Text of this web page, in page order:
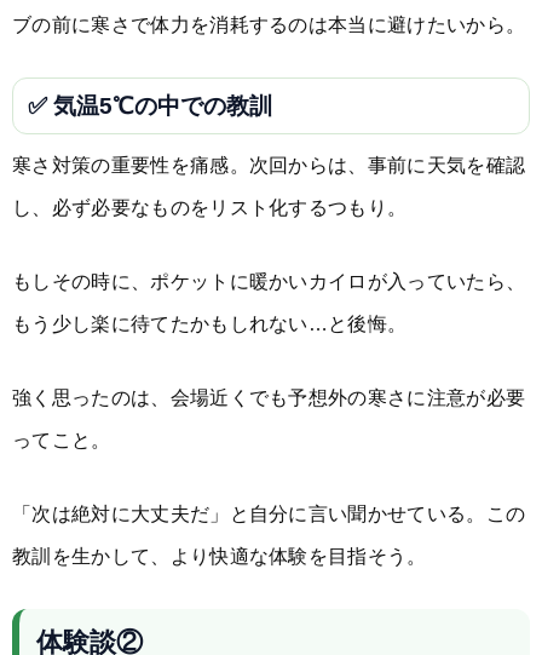
ブの前に寒さで体力を消耗するのは本当に避けたいから。
✅ 気温5℃の中での教訓
寒さ対策の重要性を痛感。次回からは、事前に天気を確認
し、必ず必要なものをリスト化するつもり。
もしその時に、ポケットに暖かいカイロが入っていたら、
もう少し楽に待てたかもしれない…と後悔。
強く思ったのは、会場近くでも予想外の寒さに注意が必要
ってこと。
「次は絶対に大丈夫だ」と自分に言い聞かせている。この
教訓を生かして、より快適な体験を目指そう。
体験談②